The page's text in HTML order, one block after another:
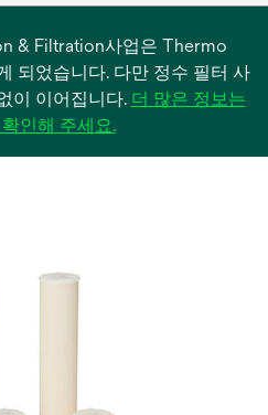
& Filtration사업은 Thermo
되었습니다. 다만 정수 필터 사
이 이어집니다. 더 많은 정보는
인해 주세요.새